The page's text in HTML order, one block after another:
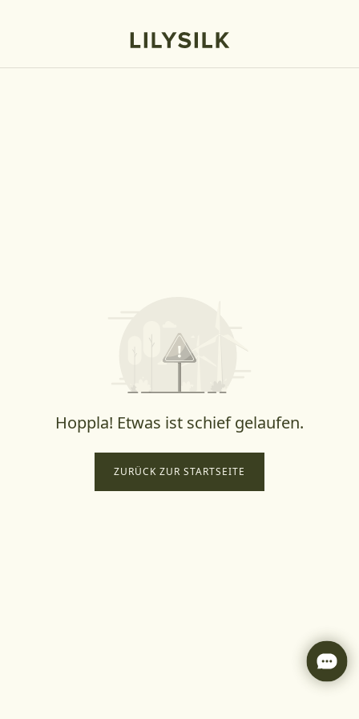
Hoppla! Etwas ist schief gelaufen.
ZURÜCK ZUR STARTSEITE